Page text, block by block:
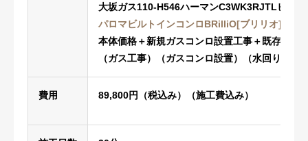
大坂ガス110-H546ハーマンC3WK3RJTLビル
パロマビルトインコンロBRilliO[ブリリオ]PD-
本体価格＋新規ガスコンロ設置工事＋既存ガス
（ガス工事）（ガスコンロ設置）（水回り修理
費用 89,800円（税込み）（施工費込み）